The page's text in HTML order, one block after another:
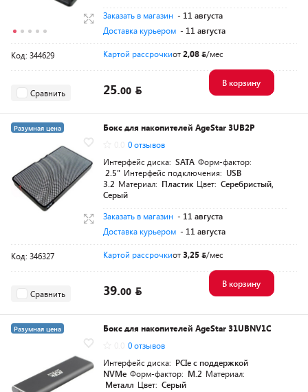
Заказать в магазин - 11 августа
Доставка курьером - 11 августа
Код: 344629 Картой рассрочкиот2,08 /мес
Сравнить 25.00
В корзину
Разумная цена
Бокс для накопителей AgeStar 3UB2P
0 отзывов
Интерфейс диска: SATA Форм-фактор:
2.5" Интерфейс подключения: USB
3.2 Материал: Пластик Цвет: Серебристый,
Серый
Заказать в магазин - 11 августа
Доставка курьером - 11 августа
Код: 346327 Картой рассрочкиот3,25 /мес
Сравнить 39.00
В корзину
Разумная цена
Бокс для накопителей AgeStar 31UBNV1C
0 отзывов
Интерфейс диска: PCIe с поддержкой
NVMe Форм-фактор: M.2 Материал:
Металл Цвет: Серый